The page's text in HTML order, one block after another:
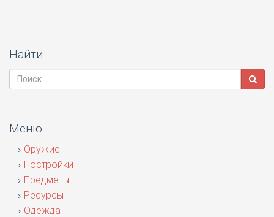
Найти
Меню
Оружие
Постройки
Предметы
Ресурсы
Одежда